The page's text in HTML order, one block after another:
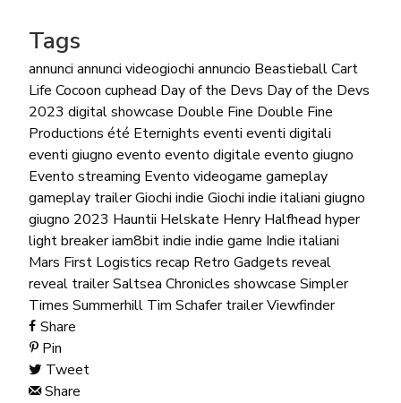
Tags
annunci annunci videogiochi annuncio BeastieballCart
Life Cocoon cuphead Day of the Devs Day of the Devs
2023 digital showcase Double Fine Double Fine
Productions été Eternights eventi eventi digitali
eventi giugno evento evento digitale evento giugno
Evento streaming Evento videogame gameplay
gameplay trailerGiochi indie Giochi indie italiani giugno
giugno 2023 Hauntii Helskate Henry Halfhead hyper
light breakeriam8bitindie indie game Indie italiani
Mars First Logistics recap Retro Gadgets reveal
reveal trailerSaltsea Chronicles showcase Simpler
Times Summerhill Tim Schafer trailerViewfinder
Share
Pin
Tweet
Share